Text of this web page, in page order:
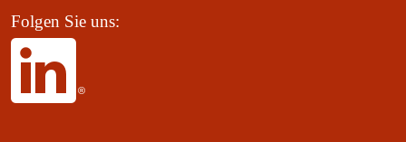
Folgen Sie uns: